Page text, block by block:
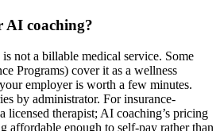
AI coaching?
not a billable medical service. Some
Programs) cover it as a wellness
employer is worth a few minutes.
by administrator. For insurance-
licensed therapist; AI coaching’s pricing
affordable enough to self-pay rather than